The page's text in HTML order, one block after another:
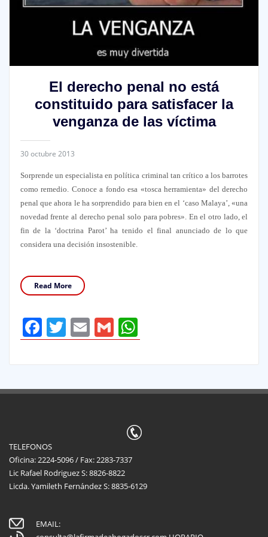
El derecho penal no está
constituido para satisfacer la
venganza de las víctima
30 octubre 2013
Sorprende un especialista en política criminal tan crítico a los barrotes
como remedio. Conoce a fondo esa «tosca herramienta» del derecho
penal que ahora le ha sorprendido para bien en el ‘caso Malaya’, «una
novedad frente al derecho penal solo para pobres». En el otro lado, el
fin de la ‘doctrina Parot’ ha tenido el final anunciado de lo que
considera una decisión insostenible.
Read More
Facebook
Twitter
Email
GmailWhatsApp
TELEFONOS
Oficina: 2224-5096 / Fax: 2283-7337
Lic Rafael Rodriguez S: 8826-8822
Licda. Yamileth Fernández S: 8835-6129
EMAIL: